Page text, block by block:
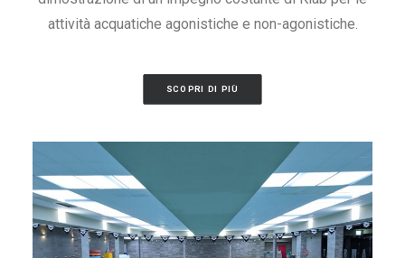
attività acquatiche agonistiche e non-agonistiche.
SCOPRI DI PIÙ